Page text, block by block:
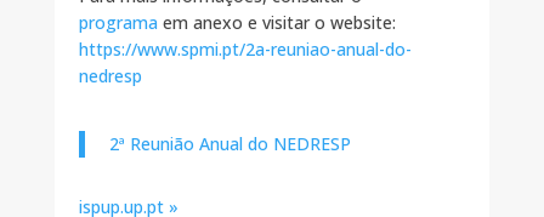
programa em anexo e visitar o website:
https://www.spmi.pt/2a-reuniao-anual-do-
nedresp
2ª Reunião Anual do NEDRESP
ispup.up.pt »